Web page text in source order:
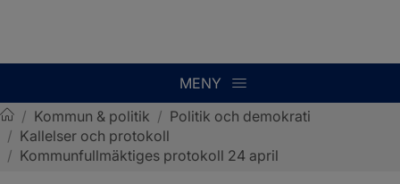
MENY
Sotenäs kommun
/ Kommun & politik / Politik och demokrati
/ Kallelser och protokoll
/ Kommunfullmäktiges protokoll 24 april